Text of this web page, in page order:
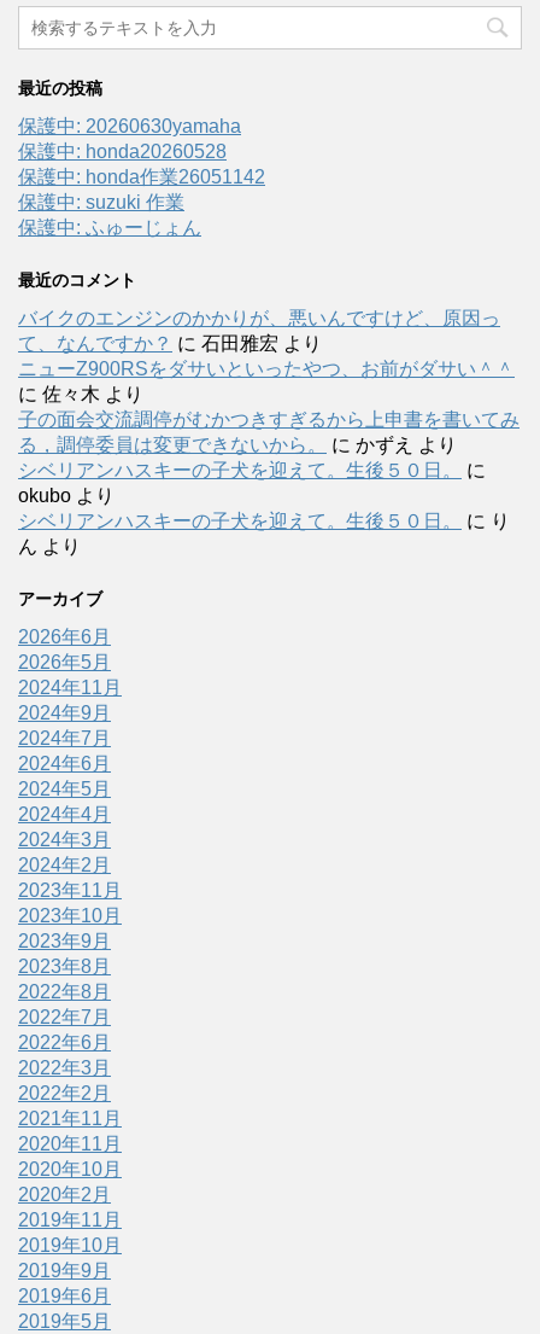
最近の投稿
保護中: 20260630yamaha
保護中: honda20260528
保護中: honda作業26051142
保護中: suzuki 作業
保護中: ふゅーじょん
最近のコメント
バイクのエンジンのかかりが、悪いんですけど、原因っ
て、なんですか？ に 石田雅宏 より
ニューZ900RSをダサいといったやつ、お前がダサい＾＾
に 佐々木 より
子の面会交流調停がむかつきすぎるから上申書を書いてみ
る，調停委員は変更できないから。
に かずえ
より
シベリアンハスキーの子犬を迎えて。生後５０日。
に
okubo より
シベリアンハスキーの子犬を迎えて。生後５０日。
に り
ん より
アーカイブ
2026年6月
2026年5月
2024年11月
2024年9月
2024年7月
2024年6月
2024年5月
2024年4月
2024年3月
2024年2月
2023年11月
2023年10月
2023年9月
2023年8月
2022年8月
2022年7月
2022年6月
2022年3月
2022年2月
2021年11月
2020年11月
2020年10月
2020年2月
2019年11月
2019年10月
2019年9月
2019年6月
2019年5月